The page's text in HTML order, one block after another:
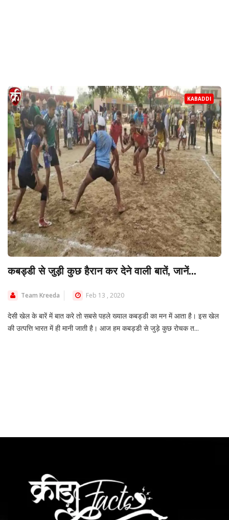
KABADDI
कबड्डी से जुड़ी कुछ हैरान कर देने वाली बातें, जानें...
Team Kreeda Feb 13 , 2020
देसी खेल के बारें में बात करे तो सबसे पहले ख्याल कबड्डी का मन में आता है। इस खेल
की उत्पत्ति भारत में ही मानी जाती है। आज हम कबड्डी से जुड़े कुछ रोचक त...